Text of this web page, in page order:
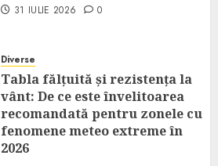
31 IULIE 2026 0
Diverse
Tabla fălțuită și rezistența la
vânt: De ce este învelitoarea
recomandată pentru zonele cu
fenomene meteo extreme în
2026